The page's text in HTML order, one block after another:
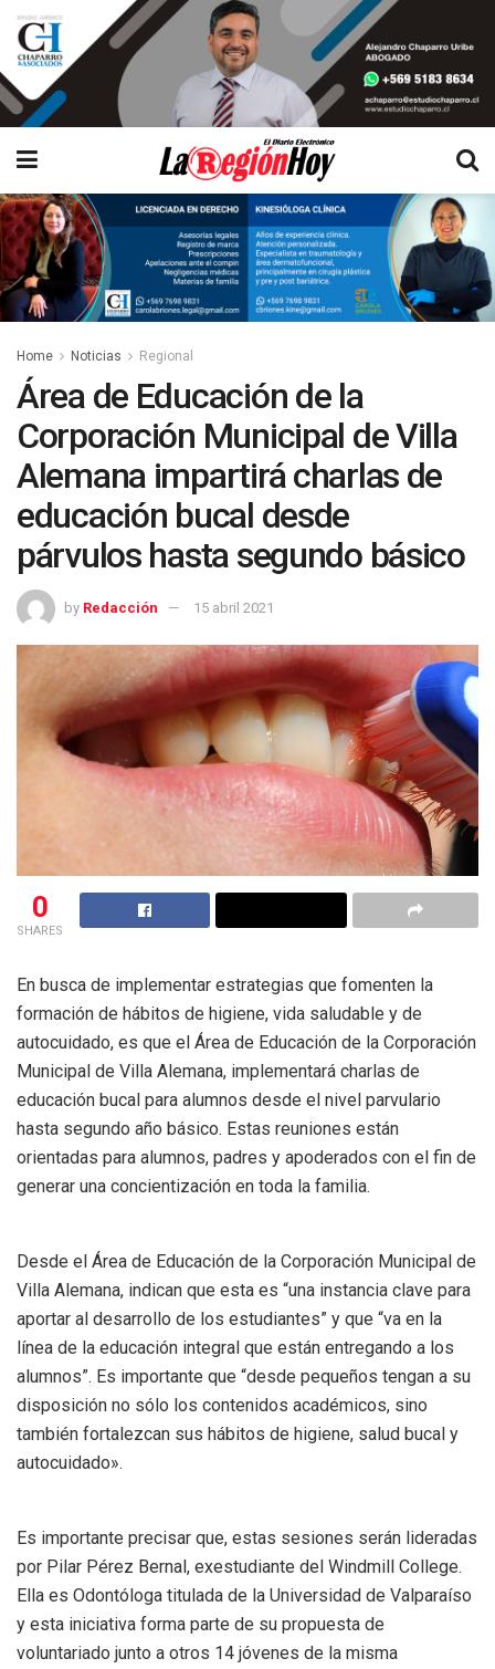
Home Noticias Regional
Área de Educación de la
Corporación Municipal de Villa
Alemana impartirá charlas de
educación bucal desde
párvulos hasta segundo básico
by Redacción 15 abril 2021
0
SHARES
En busca de implementar estrategias que fomenten la
formación de hábitos de higiene, vida saludable y de
autocuidado, es que el Área de Educación de la Corporación
Municipal de Villa Alemana, implementará charlas de
educación bucal para alumnos desde el nivel parvulario
hasta segundo año básico. Estas reuniones están
orientadas para alumnos, padres y apoderados con el fin de
generar una concientización en toda la familia.
Desde el Área de Educación de la Corporación Municipal de
Villa Alemana, indican que esta es “una instancia clave para
aportar al desarrollo de los estudiantes” y que “va en la
línea de la educación integral que están entregando a los
alumnos”. Es importante que “desde pequeños tengan a su
disposición no sólo los contenidos académicos, sino
también fortalezcan sus hábitos de higiene, salud bucal y
autocuidado».
Es importante precisar que, estas sesiones serán lideradas
por Pilar Pérez Bernal, exestudiante del Windmill College.
Ella es Odontóloga titulada de la Universidad de Valparaíso
y esta iniciativa forma parte de su propuesta de
voluntariado junto a otros 14 jóvenes de la misma